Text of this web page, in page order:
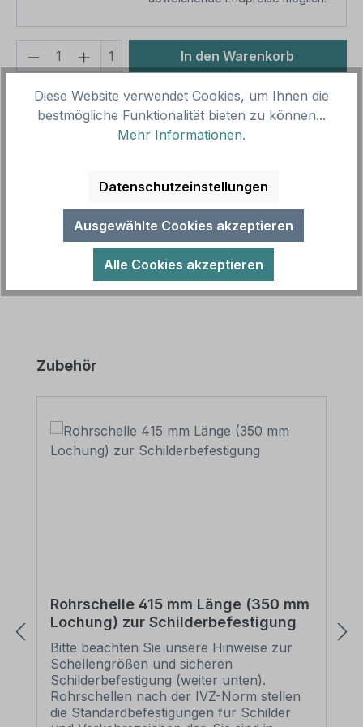
Produkt Anzahl: Gib den
1 In den Warenkorb
Produktnummer:SH13557
Vorlagenummer: WS-TX-03
Hochwertiges Weideschild / Hinweisschild Betreten
der Weide u. Füttern der Tiere ist verboten als
Verbotsschild für Tierweid…
Produktgalerie überspringen
Zubehör
Rohrschelle 415 mm Länge (350 mm
Lochung) zur Schilderbefestigung
Bitte beachten Sie unsere Hinweise zur
Schellengrößen und sicheren
Schilderbefestigung (weiter unten).
Rohrschellen nach der IVZ-Norm stellen
die Standardbefestigungen für Schilder
Diese Website verwendet Cookies, um Ihnen die
bestmögliche Funktionalität bieten zu können...
Mehr Informationen.
Datenschutzeinstellungen
Ausgewählte Cookies akzeptieren
Alle Cookies akzeptieren